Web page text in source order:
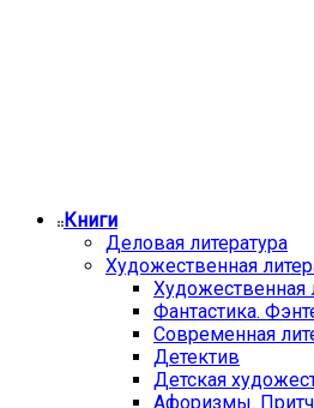
Книги
Деловая литература
Художественная
Художественная
Фантастика.
Современная
Детектив
Детская
Афоризмы.